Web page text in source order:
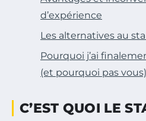
d’expérience
Les alternatives au
Pourquoi j’ai
(et pourquoi pas vous)
C’EST QUOI LE